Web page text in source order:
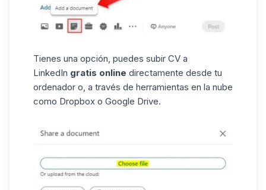
Tienes una opción, puedes subir CV a
LinkedIn gratis online directamente desde tu
ordenador o, a través de herramientas en la nube
como Dropbox o Google Drive.